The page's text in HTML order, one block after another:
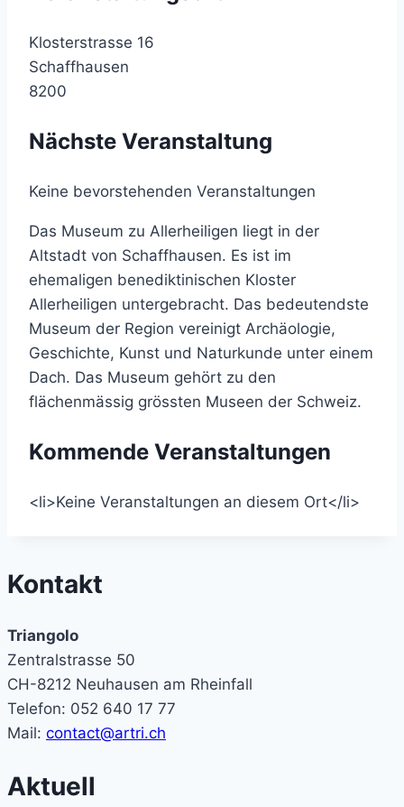
Klosterstrasse 16
Schaffhausen
8200
Nächste Veranstaltung
Keine bevorstehenden Veranstaltungen
Das Museum zu Allerheiligen liegt in der
Altstadt von Schaffhausen. Es ist im
ehemaligen benediktinischen Kloster
Allerheiligen untergebracht. Das bedeutendste
Museum der Region vereinigt Archäologie,
Geschichte, Kunst und Naturkunde unter einem
Dach. Das Museum gehört zu den
flächenmässig grössten Museen der Schweiz.
Kommende Veranstaltungen
<li>Keine Veranstaltungen an diesem Ort</li>
Kontakt
Triangolo
Zentralstrasse 50
CH-8212 Neuhausen am Rheinfall
Telefon: 052 640 17 77
Mail: contact@artri.ch
Aktuell